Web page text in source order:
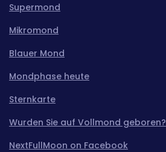
Supermond
Mikromond
Blauer Mond
Mondphase heute
Sternkarte
Wurden Sie auf Vollmond geboren?
NextFullMoon on Facebook